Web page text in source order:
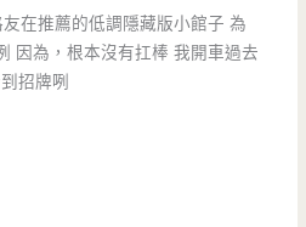
在推薦的低調隱藏版小館子 為
因為，根本沒有扛棒 我開車過去
招牌咧